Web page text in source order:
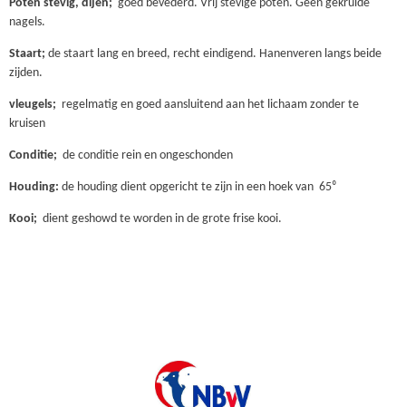
Poten stevig, dijen; goed bevederd. Vrij stevige poten. Geen gekrulde
nagels.
Staart; de staart lang en breed, recht eindigend. Hanenveren langs beide
zijden.
vleugels; regelmatig en goed aansluitend aan het lichaam zonder te
kruisen
Conditie; de conditie rein en ongeschonden
Houding: de houding dient opgericht te zijn in een hoek van 65⁰
Kooi; dient geshowd te worden in de grote frise kooi.